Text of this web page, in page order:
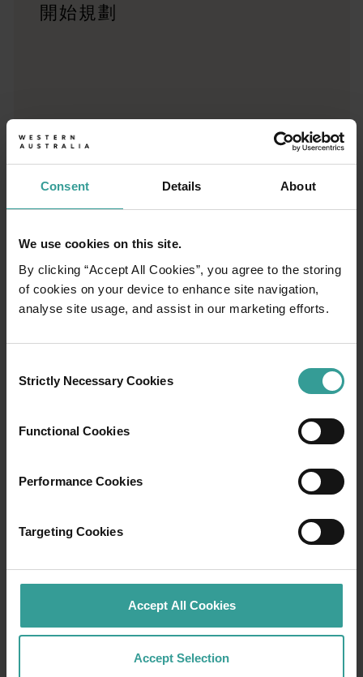
Consent Details About
We use cookies on this site.
By clicking “Accept All Cookies”, you agree to the storing
of cookies on your device to enhance site navigation,
analyse site usage, and assist in our marketing efforts.
Selection
Strictly Necessary Cookies
Functional Cookies
Performance Cookies
Targeting Cookies
Accept All Cookies
Accept Selection
<p>準備好探索西澳州了嗎？瀏覽一下這些位於西澳州各地的
開始規劃
01
行程
在橫跨西澳州迷人風景的史詩級歷奇中，盡享
就從珀斯 (Perth) 開始吧，這是澳洲陽光最燦爛
田園詩篇般的美好開始。
閱讀更多